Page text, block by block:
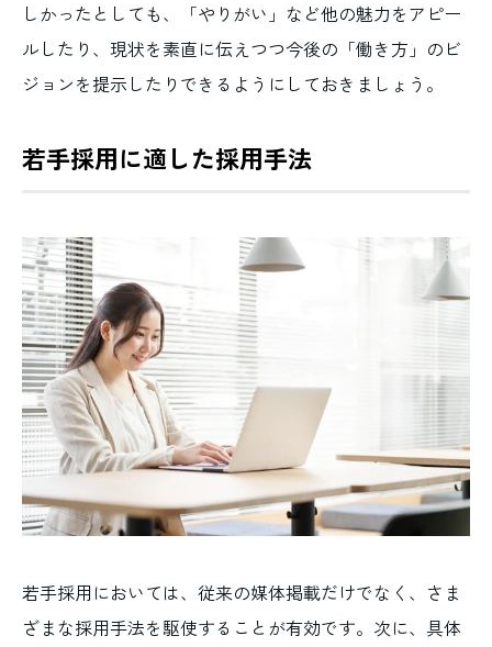
しかったとしても、「やりがい」など他の魅力をアピー
ルしたり、現状を素直に伝えつつ今後の「働き方」のビ
ジョンを提示したりできるようにしておきましょう。
若手採用に適した採用手法
若手採用においては、従来の媒体掲載だけでなく、さま
ざまな採用手法を駆使することが有効です。次に、具体